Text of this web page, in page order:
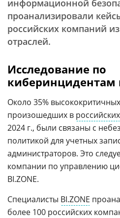
информационной
проанализировали
российских компаний
отраслей.
Исследование по
киберинцидентам
Около 35%
произошедших в российских
2024 г., были связаны с
политикой для учетных
администраторов. Это
компании по управлению
BI.ZONE.
Специалисты BI.ZONE
более 100 российских